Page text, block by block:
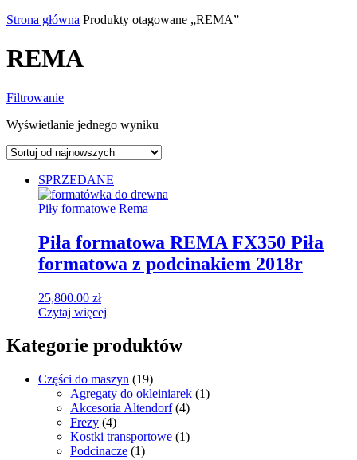
Strona główna Produkty otagowane „REMA”
REMA
Filtrowanie
Wyświetlanie jednego wyniku
SPRZEDANE
Piły formatowe Rema
Piła formatowa REMA FX350 Piła
formatowa z podcinakiem 2018r
25,800.00 zł
Czytaj więcej
Kategorie produktów
Części do maszyn (19)
Agregaty do okleiniarek (1)
Akcesoria Altendorf (4)
Frezy (4)
Kostki transportowe (1)
Podcinacze (1)